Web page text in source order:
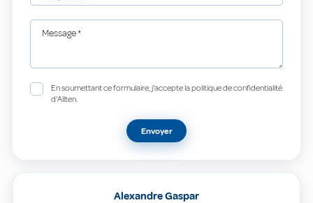
Message*
En soumettant ce formulaire, j'accepte la politique de confidentialité
d'Allten.
Envoyer
Alexandre Gaspar